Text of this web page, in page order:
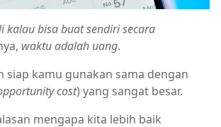
kalau bisa buat sendiri secara
waktu adalah uang.
siap kamu gunakan sama dengan
cost) yang sangat besar.
mengapa kita lebih baik